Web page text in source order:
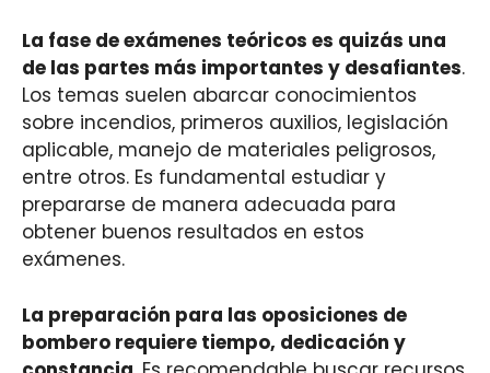
La fase de exámenes teóricos es quizás una
de las partes más importantes y desafiantes.
Los temas suelen abarcar conocimientos
sobre incendios, primeros auxilios, legislación
aplicable, manejo de materiales peligrosos,
entre otros. Es fundamental estudiar y
prepararse de manera adecuada para
obtener buenos resultados en estos
exámenes.
La preparación para las oposiciones de
bombero requiere tiempo, dedicación y